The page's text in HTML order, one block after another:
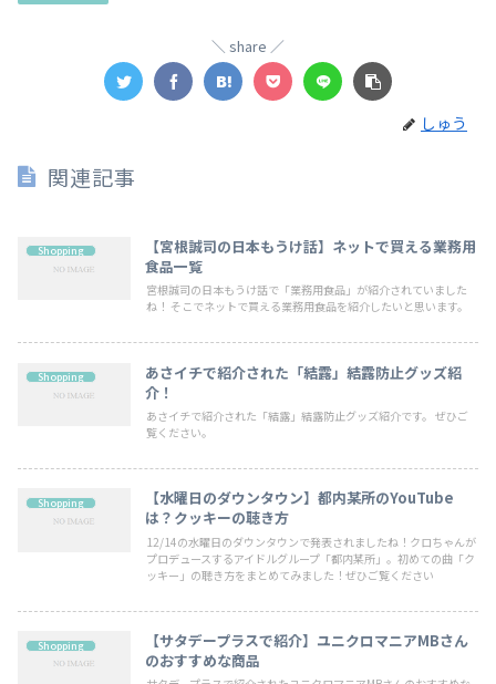
share
しゅう
関連記事
Shopping
【宮根誠司の日本もうけ話】ネットで買える業務用
食品一覧
宮根誠司の日本もうけ話で「業務用食品」が紹介されていました
ね！ そこでネットで買える業務用食品を紹介したいと思います。
Shopping
あさイチで紹介された「結露」結露防止グッズ紹
介！
あさイチで紹介された「結露」結露防止グッズ紹介です。 ぜひご
覧ください。
Shopping
【水曜日のダウンタウン】都内某所のYouTube
は？クッキーの聴き方
12/14の水曜日のダウンタウンで発表されましたね！クロちゃんが
プロデュースするアイドルグループ「都内某所」。初めての曲「ク
ッキー」の聴き方をまとめてみました！ぜひご覧ください
Shopping
【サタデープラスで紹介】ユニクロマニアMBさん
のおすすめな商品